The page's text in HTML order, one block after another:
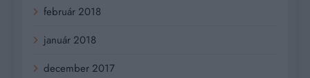
február 2018
január 2018
december 2017